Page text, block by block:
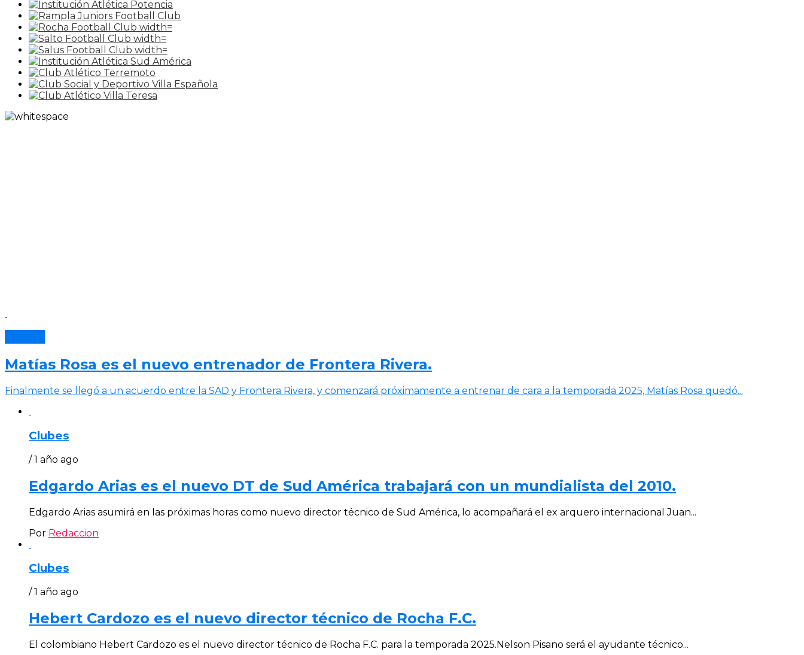
Matías Rosa es el nuevo entrenador de Frontera Rivera.
Finalmente se llegó a un acuerdo entre la SAD y Frontera Rivera, y comenzará próximamente a entrenar de cara a la temporada 2025, Matías Rosa quedó...
Clubes
/ 1 año ago
Edgardo Arias es el nuevo DT de Sud América trabajará con un mundialista del 2010.
Edgardo Arias asumirá en las próximas horas como nuevo director técnico de Sud América, lo acompañará el ex arquero internacional Juan...
Por Redaccion
Clubes
/ 1 año ago
Hebert Cardozo es el nuevo director técnico de Rocha F.C.
El colombiano Hebert Cardozo es el nuevo director técnico de Rocha F.C. para la temporada 2025.Nelson Pisano será el ayudante técnico...